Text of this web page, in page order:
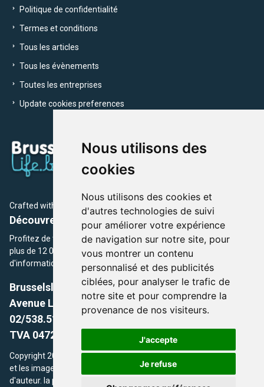
Nous utilisons des
cookies
Nous utilisons des cookies et
d'autres technologies de suivi
pour améliorer votre expérience
de navigation sur notre site, pour
vous montrer un contenu
personnalisé et des publicités
ciblées, pour analyser le trafic de
notre site et pour comprendre la
provenance de nos visiteurs.
J'accepte
Je refuse
Politique de confidentialité
Termes et conditions
Tous les articles
Tous les évènements
Toutes les entreprises
Update cookies preferences
Crafted with by Brusselslife Team
Découvrez plus de 12 000 adresses et événements
Profitez de toutes les sections de BrusselsLife.be et découvrez
plus de 12 000 adresses et un grand choix d'événements,
d'informations et de conseils et astuces de notre écriture.
Brusselslife.be
Avenue Louise, 500 -1050 Ixelles, Brussels,
02/538.51.49.
TVA 0472.281.221
Copyright 2026 © Brusselslife.be Tous droits réservés. Le contenu
et les images utilisés sur ce site sont protégés par le droit
d'auteur. la propriétaires respectifs.